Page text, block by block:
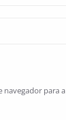
navegador para